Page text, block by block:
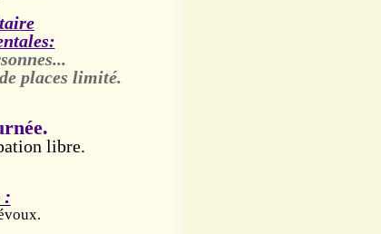
places limité.
libre.
: